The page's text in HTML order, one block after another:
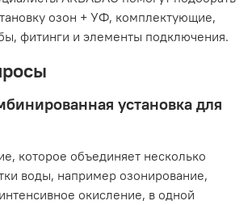
озон + УФ, комплектующие,
фитинги и элементы подключения.
установка для
которое объединяет несколько
воды, например озонирование,
окисление, в одной